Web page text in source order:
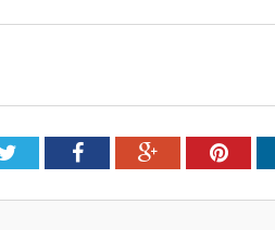
TwitterFacebookGoogle+